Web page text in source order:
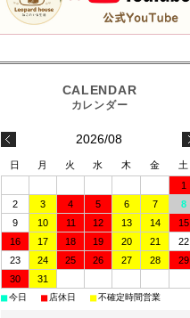
2026/08
日 月 火 水 木 金
土
1
2
3 4 5 6 7
8
9
10 11 12 13 14
15
16
17 18 19 20 21
22
23
24 25 26 27 28
29
30
31
■今日 ■ 店休日 ■不確定時間営業